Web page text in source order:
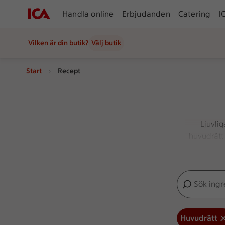
Handla online Erbjudanden Catering
Vilken är din butik? Välj butik
Start Recept
Sök
Inga förslag
Huvudrätt